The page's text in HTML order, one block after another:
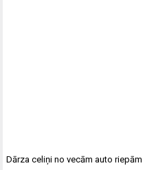
Dārza celiņi no vecām auto riepām